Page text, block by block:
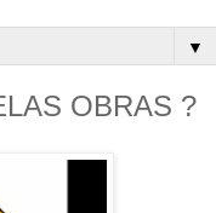
▼
OBRAS ?